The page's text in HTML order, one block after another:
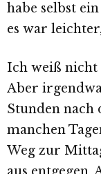
habe selbst
es war
Ich weiß nicht
Aber
Stunden nach
manchen
Weg zur